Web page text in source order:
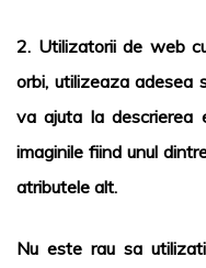
2. Utilizatorii de web
orbi, utilizeaza adesea
va ajuta la descrierea
imaginile fiind unul
atributele alt.
Nu este rau sa